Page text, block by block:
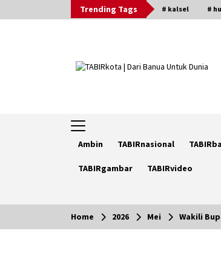
to
Trending Tags # kalsel #
Ambin TABIRnasional
TABIRgambar TABIRvideo
Trending Now
Home 2026 Mei Wakili